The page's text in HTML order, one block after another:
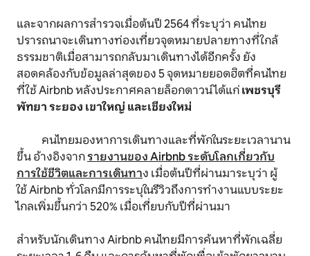
และจากผลการสำรวจเมื่อต้นปี 2564 ที่ระบุว่า คนไทย
ปรารถนาจะเดินทางท่องเที่ยวจุดหมายปลายทางที่ใกล้
ธรรมชาติเมื่อสามารถกลับมาเดินทางได้อีกครั้ง ยัง
สอดคล้องกับข้อมูลล่าสุดของ 5 จุดหมายยอดฮิตที่คนไทย
ที่ใช้ Airbnb หลังประกาศคลายล็อกดาวน์ ได้แก่เพชรบุรี
พัทยา ระยอง เขาใหญ่ และเชียงใหม่
คนไทยมองหาการเดินทางและที่พักในระยะเวลานาน
ขึ้น อ้างอิงจากรายงานของ Airbnb ระดับโลกเกี่ยวกับ
การใช้ชีวิตและการเดินทาง เมื่อต้นปีที่ผ่านมาระบุว่า ผู้
ใช้ Airbnb ทั่วโลกมีการระบุในรีวิวถึงการทำงานแบบระยะ
ไกลเพิ่มขึ้นกว่า 520% เมื่อเที่ยบกับปีที่ผ่านมา
สำหรับนักเดินทาง Airbnb คนไทยมีการค้นหาที่พักเฉลี่ย